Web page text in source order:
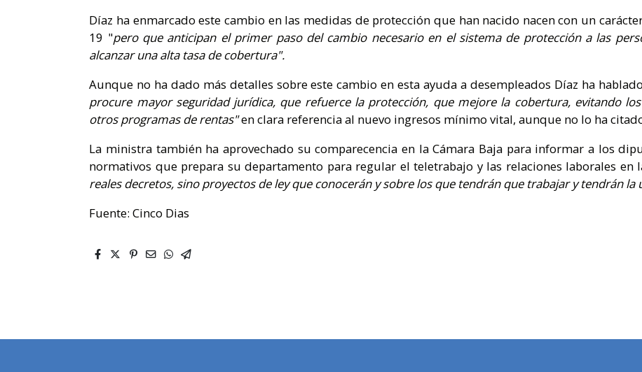
Díaz ha enmarcado este cambio en las medidas de protección que han nacido nacen con un
19 "pero que anticipan el primer paso del cambio necesario en el sistema de protección a las
alcanzar una alta tasa de cobertura".
Aunque no ha dado más detalles sobre este cambio en esta ayuda a desempleados Díaz ha
procure mayor seguridad jurídica, que refuerce la protección, que mejore la cobertura, evitando
otros programas de rentas"en clara referencia al nuevo ingresos mínimo vital, aunque no lo ha
La ministra también ha aprovechado su comparecencia en la Cámara Baja para informar a los
normativos que prepara su departamento para regular el teletrabajo y las relaciones laborales en
reales decretos, sino proyectos de ley que conocerán y sobre los que tendrán que trabajar y tendrán
Fuente: Cinco Dias